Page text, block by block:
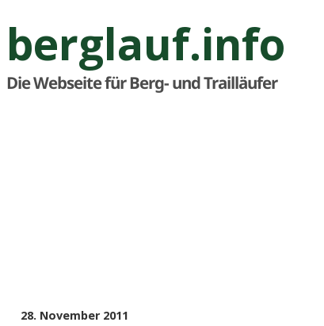
berglauf.info
Die Webseite für Berg- und Trailläufer
Veröffentlicht
28. November 2011